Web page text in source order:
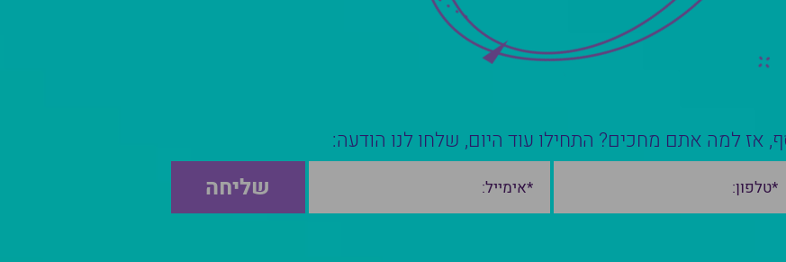
אז למה אתם מחכים? התחילו עוד היום, שלחו לנו הודעה: